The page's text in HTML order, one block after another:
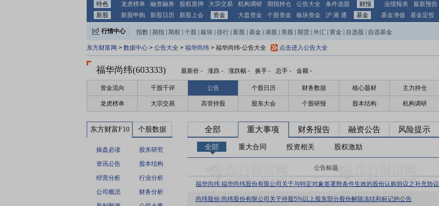
特色 龙虎榜单 融资融券 股权质押 大宗交易 机构调研 期指持仓 公告大全 条件选股 财报 业绩报表 最新预告
新股
新股申购 新股日历 新股上会 资金 大盘资金 个股资金 板块资金 沪 港 通 基金 基金净值 基金定投
行情中心 指数 期指 期权 个股 板块 排行 新股 基金 港股 美股 期货 外汇 黄金 自选股 自选基金
东方财富网 > 数据中心 > 公告大全 > 福华尚纬 > 福华尚纬-公告大全 点击进入公告大全
福华尚纬(603333) 最新价 - 涨跌 - 涨跌幅 - 换手 - 总手 - 金额 -
资金流向 千股千评 公告 个股日历 财务数据 核心题材 主力持仓
龙虎榜单 大宗交易 高管持股 股东大会 个股研报 股本结构 机构调研
东方财富F10 个股数据
操盘必读
股东研究
资讯公告
股本结构
经营分析
行业分析
公司概况
财务分析
全部 重大事项 财务报告 融资公告 风险提示
全部 重大合同 投资相关 股权激励
公告标题
尚纬股份:尚纬股份有限公司关于持股5%以上股东部分股份解除冻结和标记的公告